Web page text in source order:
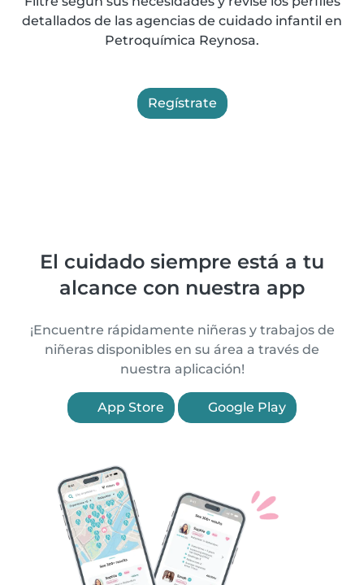
detallados de las agencias de cuidado infantil en
Petroquímica Reynosa.
Regístrate
El cuidado siempre está a tu
alcance con nuestra app
¡Encuentre rápidamente niñeras y trabajos de
niñeras disponibles en su área a través de
nuestra aplicación!
App Store Google Play